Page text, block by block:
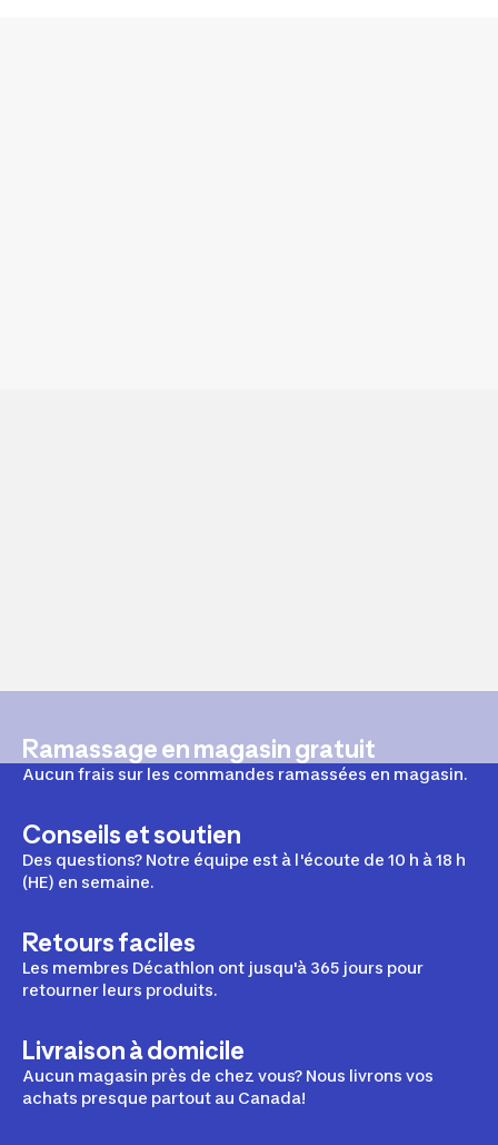
Ramassage en magasin gratuit
Aucun frais sur les commandes ramassées en magasin.
Conseils et soutien
Des questions? Notre équipe est à l'écoute de 10 h à 18 h
(HE) en semaine.
Retours faciles
Les membres Décathlon ont jusqu'à 365 jours pour
retourner leurs produits.
Livraison à domicile
Aucun magasin près de chez vous? Nous livrons vos
achats presque partout au Canada!